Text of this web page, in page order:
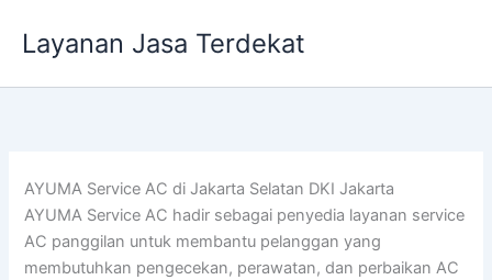
Layanan Jasa Terdekat
AYUMA Service AC di Jakarta Selatan DKI Jakarta
AYUMA Service AC hadir sebagai penyedia layanan service
AC panggilan untuk membantu pelanggan yang
membutuhkan pengecekan, perawatan, dan perbaikan AC